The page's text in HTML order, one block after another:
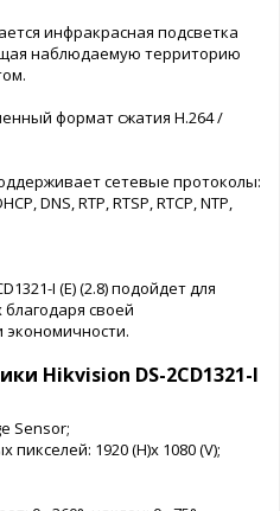
инфракрасная подсветка
наблюдаемую территорию
формат сжатия H.264 /
сетевые протоколы:
DNS, RTP, RTSP, RTCP, NTP,
I (E) (2.8) подойдет для
своей
экономичности.
Hikvision DS-2CD1321-I
Sensor;
1920 (H)x 1080 (V);